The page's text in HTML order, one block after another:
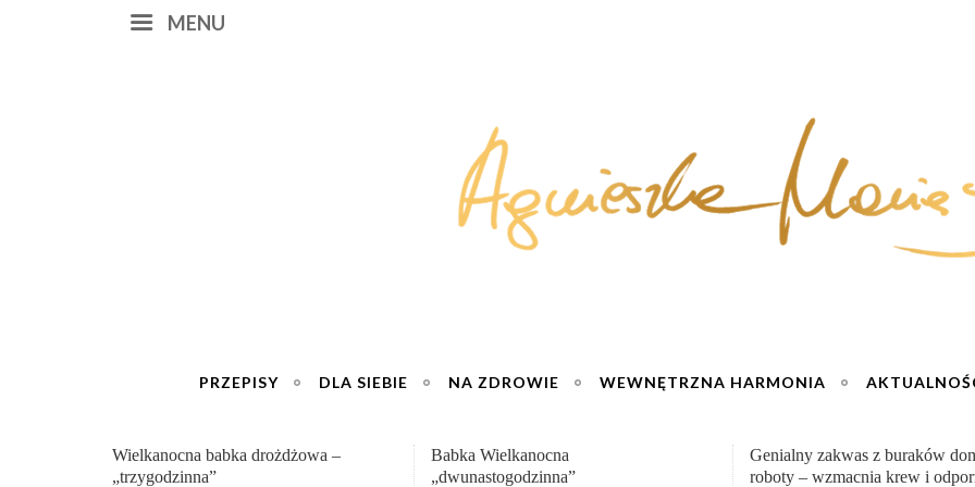
MENU
PRZEPISY DLA SIEBIE NA ZDROWIE WEWNĘTRZNA HARMONIA
Babka Wielkanocna
„dwunastogodzinna”
Genialny zakwas z buraków domowej
roboty – wzmacnia krew i odporność
„Przemiana” Podróż do siły i